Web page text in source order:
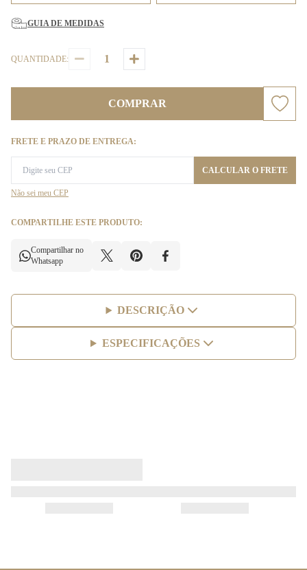
GUIA DE MEDIDAS
QUANTIDADE:
COMPRAR
FRETE E PRAZO DE ENTREGA:
CALCULAR O FRETE
Não sei meu CEP
COMPARTILHE ESTE PRODUTO:
Compartilhar no
Whatsapp
DESCRIÇÃO
ESPECIFICAÇÕES